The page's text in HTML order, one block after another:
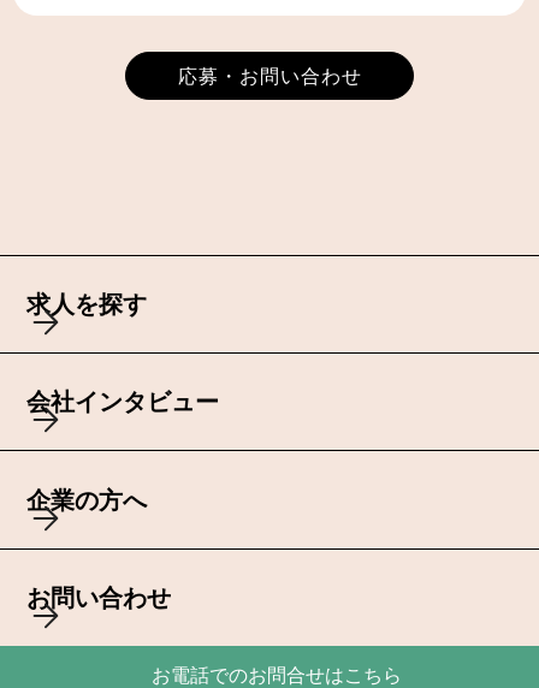
応募・お問い合わせ
求人を探す
会社インタビュー
企業の方へ
お問い合わせ
お電話でのお問合せはこちら